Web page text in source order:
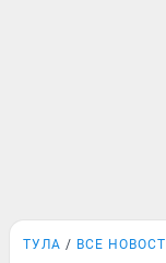
ТУЛА ВСЕ